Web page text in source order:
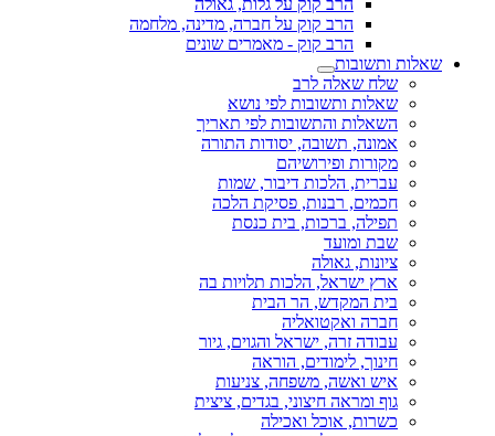
הרב קוק על גלות, גאולה
הרב קוק על חברה, מדינה, מלחמה
הרב קוק - מאמרים שונים
שאלות ותשובות
שלח שאלה לרב
שאלות ותשובות לפי נושא
השאלות והתשובות לפי תאריך
אמונה, תשובה, יסודות התורה
מקורות ופירושיהם
עברית, הלכות דיבור, שמות
חכמים, רבנות, פסיקת הלכה
תפילה, ברכות, בית כנסת
שבת ומועד
ציונות, גאולה
ארץ ישראל, הלכות תלויות בה
בית המקדש, הר הבית
חברה ואקטואליה
עבודה זרה, ישראל והגוים, גיור
חינוך, לימודים, הוראה
איש ואשה, משפחה, צניעות
גוף ומראה חיצוני, בגדים, ציצית
כשרות, אוכל ואכילה